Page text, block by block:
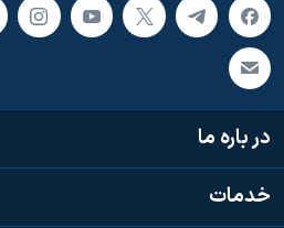
در باره ما
خدمات